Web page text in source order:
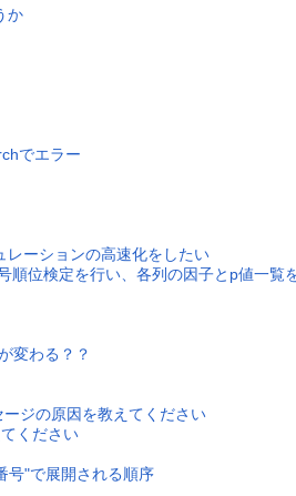
か
でエラー
ーションの高速化をしたい
位検定を行い、各列の因子とp値一覧
変わる？？
ジの原因を教えてください
ください
号"で展開される順序